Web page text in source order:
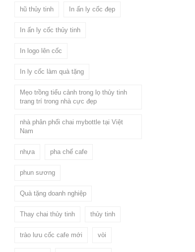
hũ thủy tinh In ấn ly cốc đẹp
In ấn ly cốc thủy tinh
In logo lên cốc
In ly cốc làm quà tặng
Mẹo trồng tiểu cảnh trong lọ thủy tinh
trang trí trong nhà cực đẹp
nhà phân phối chai mybottle tại Việt
Nam
nhựa pha chế cafe
phun sương
Quà tặng doanh nghiệp
Thay chai thủy tinh thủy tinh
trào lưu cốc cafe mới vòi